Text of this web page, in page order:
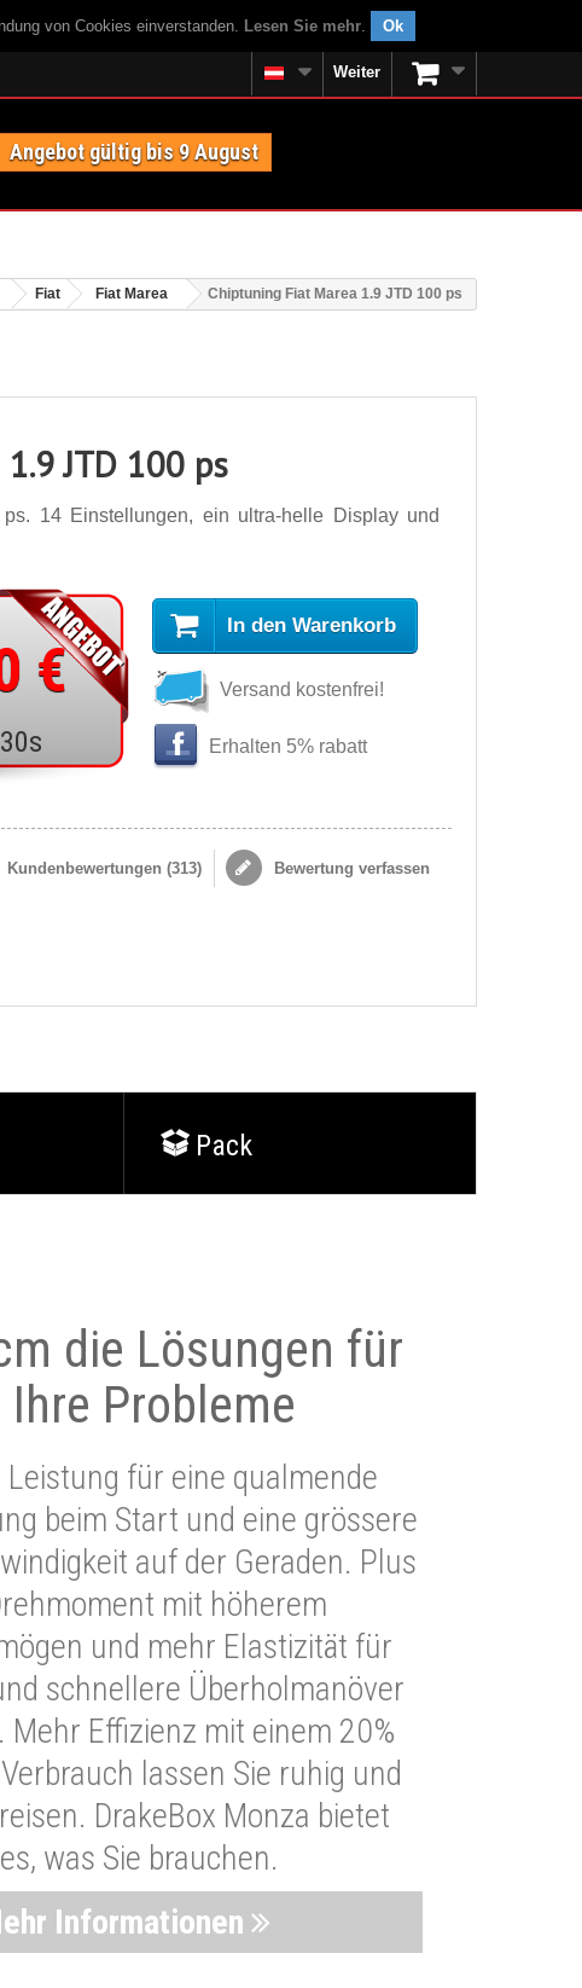
von Cookies einverstanden. Lesen Sie mehr. Ok
Weiter
Angebot gültig bis 9 August
Fiat Fiat Marea Chiptuning Fiat Marea 1.9 JTD 100 ps
JTD 100 ps
14 Einstellungen, ein ultra-helle Display und
€
28s
In den Warenkorb
Versand kostenfrei!
Erhalten 5% rabatt
Kundenbewertungen (313) Bewertung verfassen
Pack
die Lösungen für
Ihre Probleme
Leistung für eine qualmende
beim Start und eine grössere
auf der Geraden. Plus
mit höherem
und mehr Elastizität für
schnellere Überholmanöver
Mehr Effizienz mit einem 20%
lassen Sie ruhig und
DrakeBox Monza bietet
was Sie brauchen.
Informationen